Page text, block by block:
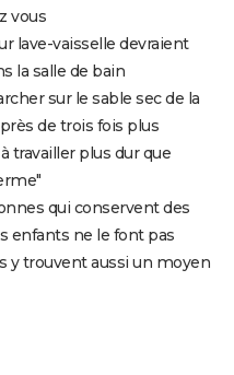
vous
lave-vaisselle devraient
la salle de bain
sur le sable sec de la
de trois fois plus
travailler plus dur que
qui conservent des
enfants ne le font pas
y trouvent aussi un moyen